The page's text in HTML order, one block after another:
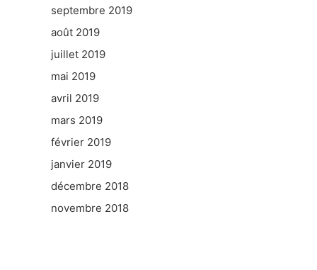
septembre 2019
août 2019
juillet 2019
mai 2019
avril 2019
mars 2019
février 2019
janvier 2019
décembre 2018
novembre 2018